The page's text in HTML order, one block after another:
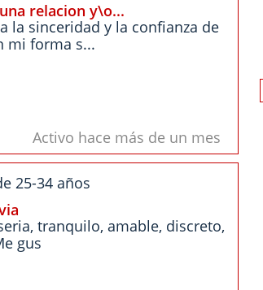
relacion y\o...
la sinceridad y la confianza de
mi forma s...
Activo hace más de un mes
25-34 años
tranquilo, amable, discreto,
gus